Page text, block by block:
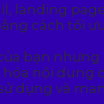
landing
cách tối
bạn
nội dung
dụng và